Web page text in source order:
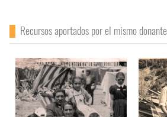
Recursos aportados por el mismo donante